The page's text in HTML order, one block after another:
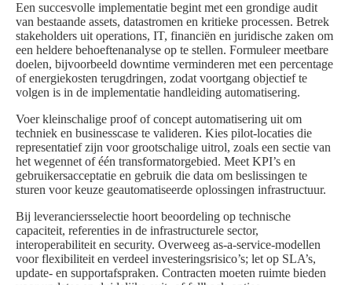
Een succesvolle implementatie begint met een grondige audit
van bestaande assets, datastromen en kritieke processen. Betrek
stakeholders uit operations, IT, financiën en juridische zaken om
een heldere behoeftenanalyse op te stellen. Formuleer meetbare
doelen, bijvoorbeeld downtime verminderen met een percentage
of energiekosten terugdringen, zodat voortgang objectief te
volgen is in de implementatie handleiding automatisering.
Voer kleinschalige proof of concept automatisering uit om
techniek en businesscase te valideren. Kies pilot-locaties die
representatief zijn voor grootschalige uitrol, zoals een sectie van
het wegennet of één transformatorgebied. Meet KPI’s en
gebruikersacceptatie en gebruik die data om beslissingen te
sturen voor keuze geautomatiseerde oplossingen infrastructuur.
Bij leveranciersselectie hoort beoordeling op technische
capaciteit, referenties in de infrastructurele sector,
interoperabiliteit en security. Overweeg as-a-service-modellen
voor flexibiliteit en verdeel investeringsrisico’s; let op SLA’s,
update- en supportafspraken. Contracten moeten ruimte bieden